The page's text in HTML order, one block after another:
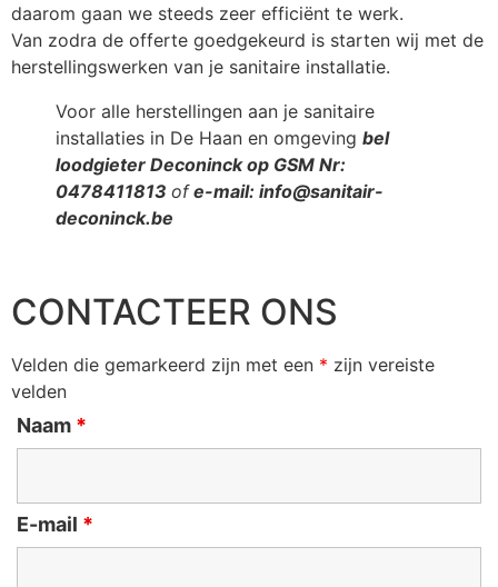
daarom gaan we steeds zeer efficiënt te werk.
Van zodra de offerte goedgekeurd is starten wij met de
herstellingswerken van je sanitaire installatie.
Voor alle herstellingen aan je sanitaire
installaties in De Haan en omgeving bel
loodgieter Deconinck op GSM Nr:
0478411813 ofe-mail: info@sanitair-
deconinck.be
CONTACTEER ONS
Velden die gemarkeerd zijn met een * zijn vereiste
velden
Naam *
E-mail *